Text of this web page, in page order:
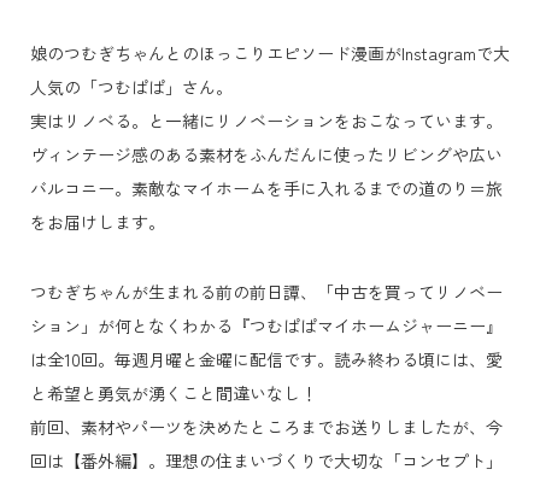
娘のつむぎちゃんとのほっこりエピソード漫画がInstagramで大
人気の「つむぱぱ」さん。
実はリノベる。と一緒にリノベーションをおこなっています。
ヴィンテージ感のある素材をふんだんに使ったリビングや広い
バルコニー。素敵なマイホームを手に入れるまでの道のり＝旅
をお届けします。
つむぎちゃんが生まれる前の前日譚、「中古を買ってリノベー
ション」が何となくわかる『つむぱぱマイホームジャーニー』
は全10回。毎週月曜と金曜に配信です。読み終わる頃には、愛
と希望と勇気が湧くこと間違いなし！
前回、素材やパーツを決めたところまでお送りしましたが、今
回は【番外編】。理想の住まいづくりで大切な「コンセプト」